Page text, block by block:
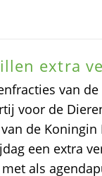
extra
van de
voor de
de
een extra
met als